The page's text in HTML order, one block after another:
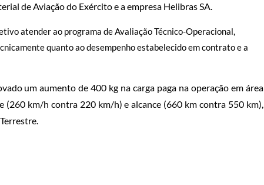
de Aviação do Exército e a empresa Helibras SA.
atender ao programa de Avaliação Técnico-Operacional,
quanto ao desempenho estabelecido em contrato e a
um aumento de 400 kg na carga paga na operação em área
(260 km/h contra 220 km/h) e alcance (660 km contra 550 km),